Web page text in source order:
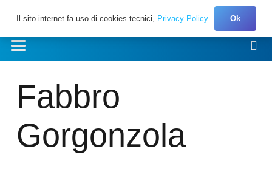
Fabbro
Gorgonzola
Il sito internet fa uso di cookies tecnici, Privacy Policy Ok